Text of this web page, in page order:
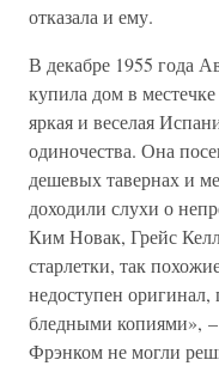
отказала и ему.
В декабре 1955 года
купила дом в
яркая и веселая
одиночества. Она
дешевых тавернах и
доходили слухи о
Ким Новак, Грейс
старлетки, так
недоступен оригинал,
бледными копиями», –
Фрэнком не могли